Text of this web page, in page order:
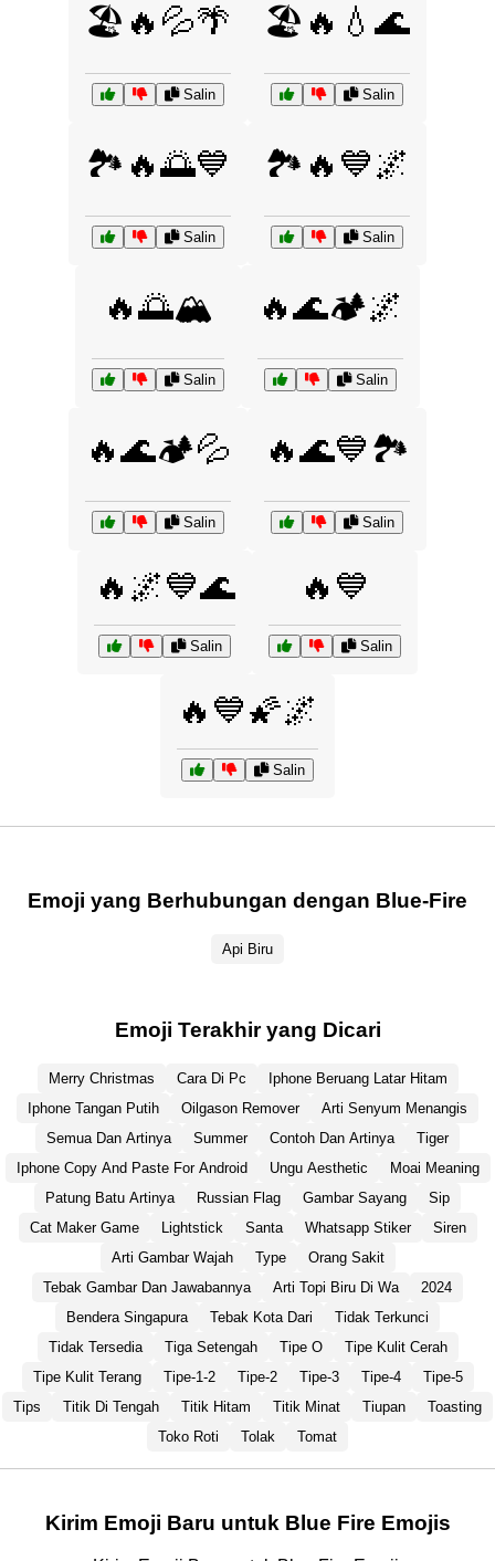
🏖️🔥💦🌴
Salin
🏖️🔥💧🌊
Salin
🏞️🔥🌅💙
Salin
🏞️🔥💙🌌
Salin
🔥🌅🏔️
Salin
🔥🌊🏕️🌌
Salin
🔥🌊🏕️💦
Salin
🔥🌊💙🏞️
Salin
🔥🌌💙🌊
Salin
🔥💙
Salin
🔥💙🌠🌌
Salin
Emoji yang Berhubungan dengan Blue-Fire
Api Biru
Emoji Terakhir yang Dicari
Merry Christmas Cara Di Pc
Iphone Beruang Latar Hitam
Iphone Tangan Putih
Oilgason Remover
Arti Senyum Menangis
Semua Dan Artinya
Summer Contoh Dan Artinya
Tiger
Iphone Copy And Paste For Android
Ungu Aesthetic
Moai Meaning
Patung Batu Artinya
Russian Flag Gambar Sayang
Sip
Cat Maker Game
Lightstick Santa Whatsapp Stiker
Siren
Arti Gambar Wajah
Type
Orang Sakit
Tebak Gambar Dan Jawabannya
Arti Topi Biru Di Wa
2024
Bendera Singapura
Tebak Kota Dari
Tidak Terkunci
Tidak Tersedia
Tiga Setengah Tipe O
Tipe Kulit Cerah
Tipe Kulit Terang
Tipe-1-2 Tipe-2 Tipe-3 Tipe-4
Tipe-5
Tips
Titik Di Tengah Titik Hitam Titik Minat Tiupan
Toasting
Toko Roti
Tolak Tomat
Kirim Emoji Baru untuk Blue Fire Emojis